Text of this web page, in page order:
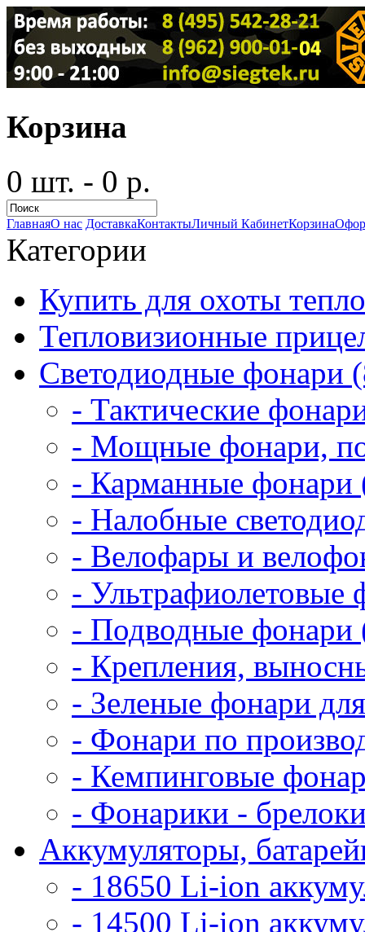
Корзина
0 шт. - 0 р.
ГлавнаяО нас ДоставкаКонтактыЛичный КабинетКорзина
Категории
Купить для охоты
Тепловизионные
Светодиодные фонари
- Тактические
- Мощные фонари,
- Карманные фонари
- Налобные
- Велофары и
- Ультрафиолетовые
- Подводные фонари
- Крепления,
- Зеленые фонари
- Фонари по
- Кемпинговые
- Фонарики -
Аккумуляторы,
- 18650 Li-ion
- 14500 Li-ion